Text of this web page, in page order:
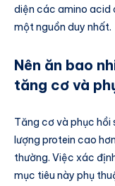
diện các amino acid
một nguồn duy nhất.
Nên ăn bao
tăng cơ và
Tăng cơ và phục hồi
lượng protein cao
thường. Việc xác
mục tiêu này phụ